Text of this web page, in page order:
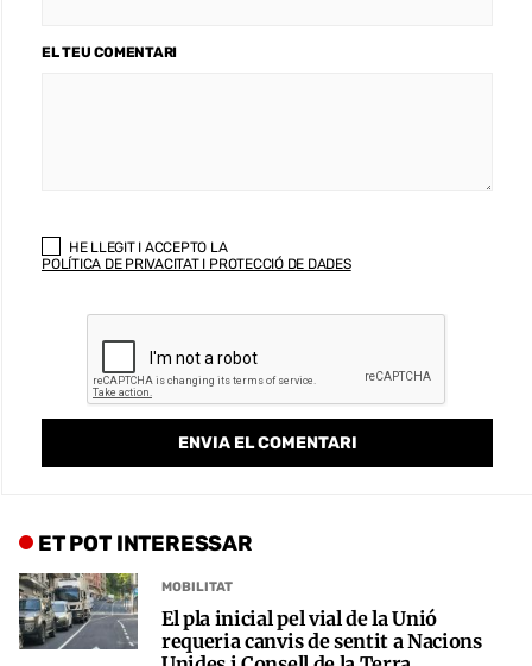
EL TEU COMENTARI
HE LLEGIT I ACCEPTO LA
POLÍTICA DE PRIVACITAT I PROTECCIÓ DE DADES
ET POT INTERESSAR
MOBILITAT
El pla inicial pel vial de la Unió
requeria canvis de sentit a Nacions